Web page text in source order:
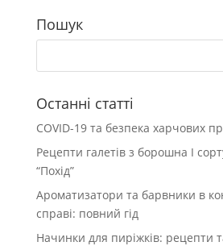
Пошук
Останні статті
COVID-19 та безпека харчових
Рецепти галетів з борошна І
“Похід”
Ароматизатори та барвники в
справі: повний гід
Начинки для пиріжків: рецепти